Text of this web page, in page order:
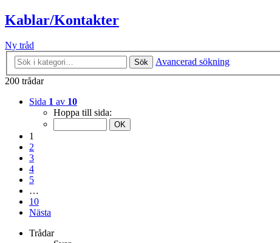
Kablar/Kontakter
Ny tråd
Sök
Avancerad sökning
200 trådar
Sida 1 av 10
Hoppa till sida:
1
2
3
4
5
…
10
Nästa
Trådar